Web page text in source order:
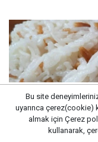
Bu site
uyarınca çerez(cookie)
almak için Çerez
kullanarak,